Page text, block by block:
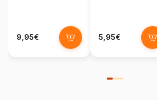
9,95€ 5,95€